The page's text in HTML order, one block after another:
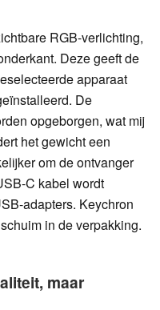
RGB-verlichting,
Deze geeft de
apparaat
De
opgeborgen, wat mij
het gewicht een
om de ontvanger
C kabel wordt
adapters. Keychron
in de verpakking.
maar